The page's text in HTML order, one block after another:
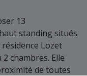
13
standing situés
Lozet
chambres. Elle
de toutes